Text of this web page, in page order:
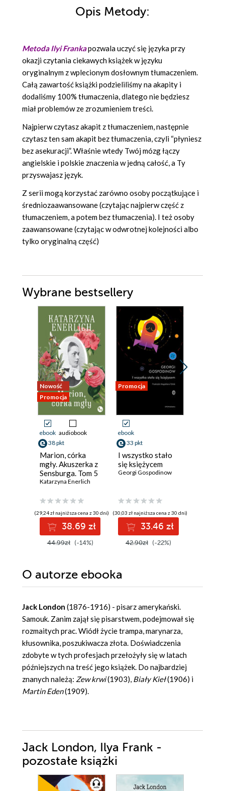
Opis Metody:
Metoda Ilyi Frankapozwala uczyć się języka przy
okazji czytania ciekawych książek w języku
oryginalnym z wplecionym dosłownym tłumaczeniem.
Całą zawartość książki podzieliliśmy na akapity i
dodaliśmy 100% tłumaczenia, dlatego nie będziesz
miał problemów ze zrozumieniem treści.
Najpierw czytasz akapit z tłumaczeniem, następnie
czytasz ten sam akapit bez tłumaczenia, czyli “płyniesz
bez asekuracji”. Właśnie wtedy Twój mózg łączy
angielskie i polskie znaczenia w jedną całość, a Ty
przyswajasz język.
Z serii mogą korzystać zarówno osoby początkujące i
średniozaawansowane (czytając najpierw część z
tłumaczeniem, a potem bez tłumaczenia). I też osoby
zaawansowane (czytając w odwrotnej kolejności albo
tylko oryginalną część)
Wybrane bestsellery
Nowość
Promocja
ebook audiobook
38 pkt
Marion, córka
mgły. Akuszerka z
Sensburga. Tom 5
Katarzyna Enerlich
(29,24 zł najniższa cena z 30 dni)
38.69 zł
44.99zł (-14%)
Promocja
ebook
33 pkt
I wszystko stało
się księżycem
Georgi Gospodinow
(30,03 zł najniższa cena z 30 dni)
33.46 zł
42.90zł (-22%)
O autorze ebooka
Jack London (1876-1916) - pisarz amerykański.
Samouk. Zanim zajął się pisarstwem, podejmował się
rozmaitych prac. Wiódł życie trampa, marynarza,
kłusownika, poszukiwacza złota. Doświadczenia
zdobyte w tych profesjach przełożyły się w latach
późniejszych na treść jego książek. Do najbardziej
znanych należą: Zew krwi(1903), Biały Kieł(1906) i
Martin Eden(1909).
Jack London, Ilya Frank -
pozostałe książki